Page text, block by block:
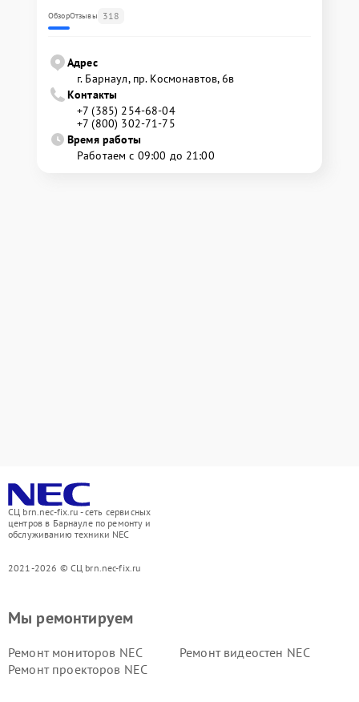
ОбзорОтзывы 318
Адрес
г. Барнаул, ​пр. Космонавтов, 6в
Контакты
+7 (385) 254-68-04
+7 (800) 302-71-75
Время работы
Работаем с 09:00 до 21:00
СЦ brn.nec-fix.ru - сеть сервисных
центров в Барнауле по ремонту и
обслуживанию техники NEC
2021-2026 © СЦ brn.nec-fix.ru
Мы ремонтируем
Ремонт мониторов NEC
Ремонт видеостен NEC
Ремонт проекторов NEC